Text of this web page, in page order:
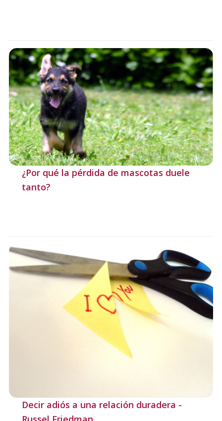
¿Por qué la pérdida de mascotas duele
tanto?
Decir adiós a una relación duradera -